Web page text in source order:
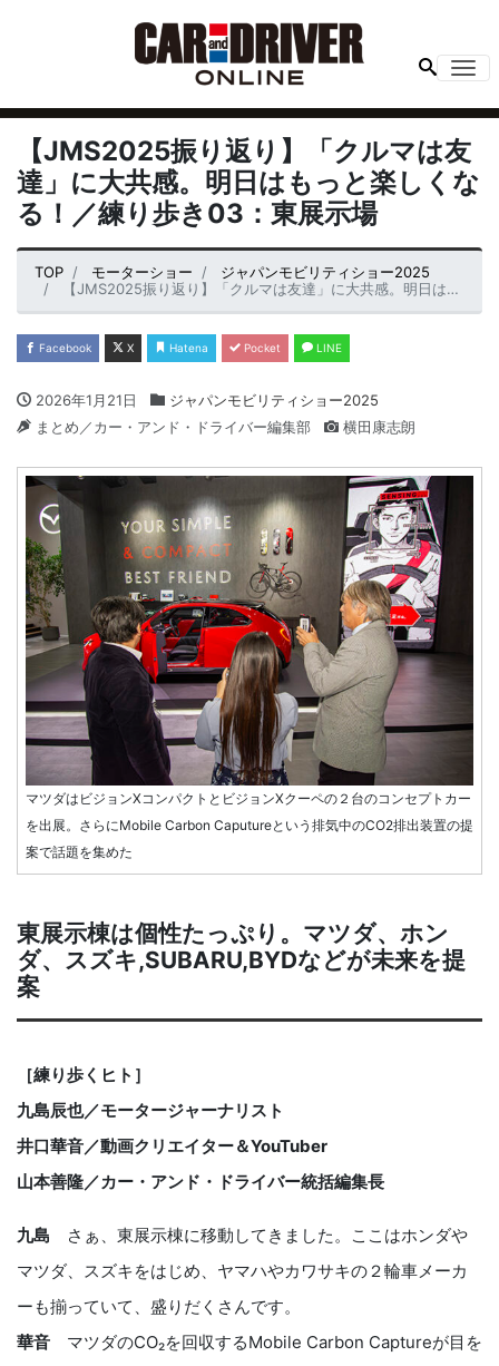
【JMS2025振り返り】「クルマは友
達」に大共感。明日はもっと楽しくな
る！／練り歩き03：東展示場
TOP モーターショー
ジャパンモビリティショー2025
【JMS2025振り返り】「クルマは友達」に大共感。明日はもっと楽しくなる！／練り歩き03：東展示場
Facebook X Hatena Pocket LINE
2026年1月21日
ジャパンモビリティショー2025
まとめ／カー・アンド・ドライバー編集部
横田康志朗
マツダはビジョンXコンパクトとビジョンXクーペの２台のコンセプトカー
を出展。さらにMobile Carbon Caputureという排気中のCO2排出装置の提
案で話題を集めた
東展示棟は個性たっぷり。マツダ、ホン
ダ、スズキ,SUBARU,BYDなどが未来を提
案
［練り歩くヒト］
九島辰也／モータージャーナリスト
井口華音／動画クリエイター＆YouTuber
山本善隆／カー・アンド・ドライバー統括編集長
九島 さぁ、東展示棟に移動してきました。ここはホンダや
マツダ、スズキをはじめ、ヤマハやカワサキの２輪車メーカ
ーも揃っていて、盛りだくさんです。
華音 マツダのCO₂を回収するMobile Carbon Captureが目を